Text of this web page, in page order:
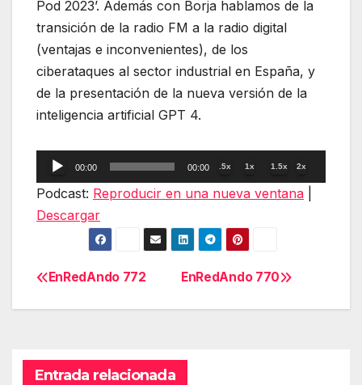
Pod 2023’. Además con Borja hablamos de la
transición de la radio FM a la radio digital
(ventajas e inconvenientes), de los
ciberataques al sector industrial en España, y
de la presentación de la nueva versión de la
inteligencia artificial GPT 4.
Reproductor
de
00:00 00:00 .5x 1x 1.5x 2x
Podcast: Reproducir en una nueva ventana
Descargar
Navegación
de
entradas
EnRedAndo 770
EnRedAndo 772
Entrada relacionada